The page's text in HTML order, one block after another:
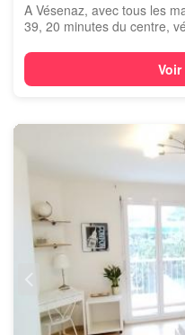
A Vésenaz, avec tous les
39, 20 minutes du centre,